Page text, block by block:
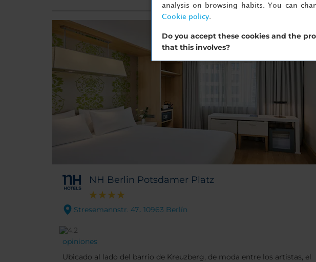
NH Berlin Potsdamer Platz
Stresemannstr. 47,. 10963 Berlín
opiniones
Ubicado al lado del barrio de Kreuzberg, de moda entre los artistas, el
analysis on browsing habits. You can
Cookie policy.
Do you accept these cookies and the
that this involves?